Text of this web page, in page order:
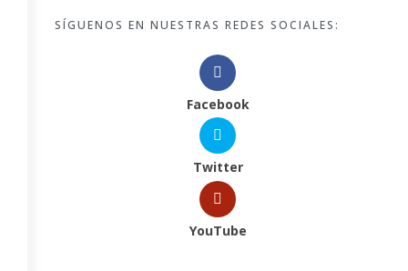
SÍGUENOS EN NUESTRAS REDES SOCIALES:
Facebook
Twitter
YouTube